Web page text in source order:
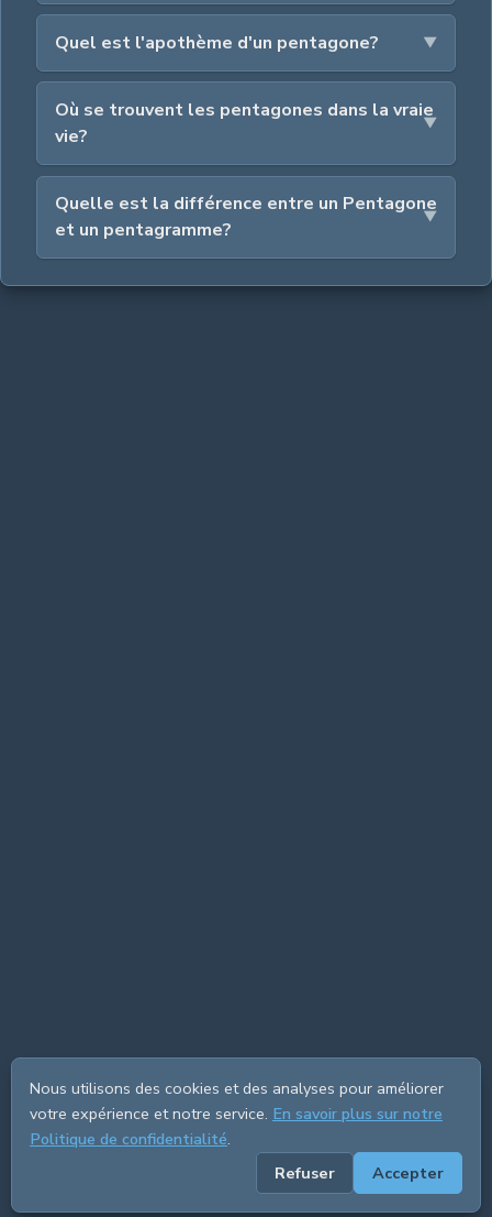
Quel est l'apothème d'un pentagone?
Où se trouvent les pentagones dans la vraie
vie?
Quelle est la différence entre un Pentagone
et un pentagramme?
Nous utilisons des cookies et des analyses pour améliorer
votre expérience et notre service. En savoir plus sur notre
Politique de confidentialité.
Refuser
Accepter